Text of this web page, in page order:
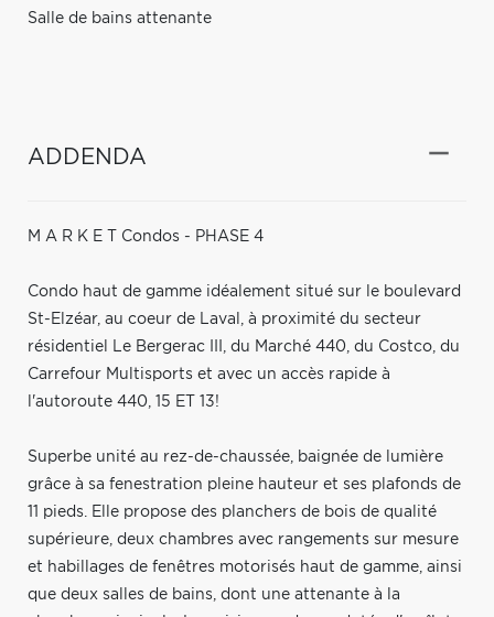
Salle de bains attenante
ADDENDA
M A R K E T Condos - PHASE 4
Condo haut de gamme idéalement situé sur le boulevard
St-Elzéar, au coeur de Laval, à proximité du secteur
résidentiel Le Bergerac III, du Marché 440, du Costco, du
Carrefour Multisports et avec un accès rapide à
l'autoroute 440, 15 ET 13!
Superbe unité au rez-de-chaussée, baignée de lumière
grâce à sa fenestration pleine hauteur et ses plafonds de
11 pieds. Elle propose des planchers de bois de qualité
supérieure, deux chambres avec rangements sur mesure
et habillages de fenêtres motorisés haut de gamme, ainsi
que deux salles de bains, dont une attenante à la